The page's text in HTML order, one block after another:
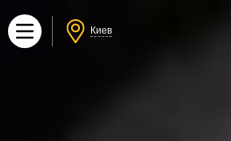
Киев